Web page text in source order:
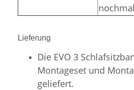
Lieferung
Die EVO 3
Montageset und
geliefert.